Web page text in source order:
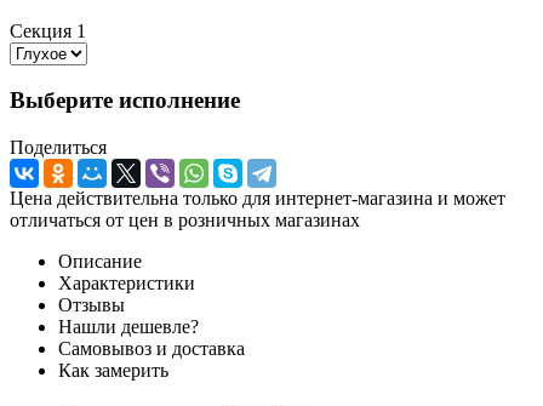
Секция 1
Выберите исполнение
Поделиться
Цена действительна только для интернет-магазина и может
отличаться от цен в розничных магазинах
Описание
Характеристики
Отзывы
Нашли дешевле?
Самовывоз и доставка
Как замерить